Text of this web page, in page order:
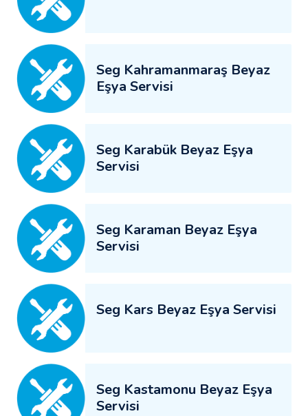
Seg Kahramanmaraş Beyaz
Eşya Servisi
Seg Karabük Beyaz Eşya
Servisi
Seg Karaman Beyaz Eşya
Servisi
Seg Kars Beyaz Eşya Servisi
Seg Kastamonu Beyaz Eşya
Servisi